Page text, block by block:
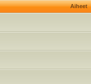
Aiheet